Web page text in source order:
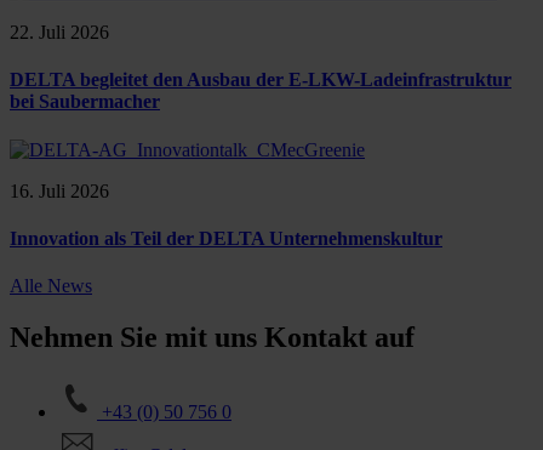
22. Juli 2026
DELTA begleitet den Ausbau der E-LKW-Ladeinfrastruktur
bei Saubermacher
16. Juli 2026
Innovation als Teil der DELTA Unternehmenskultur
Alle News
Nehmen Sie mit uns Kontakt auf
+43 (0) 50 756 0